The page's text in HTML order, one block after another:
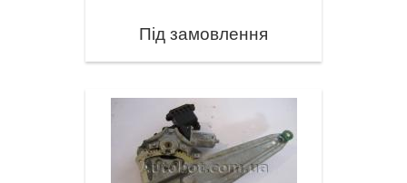
Під замовлення